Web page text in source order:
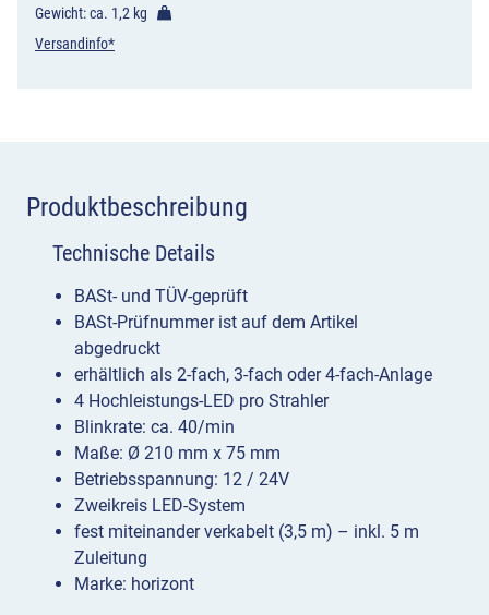
Gewicht: ca. 1,2 kg
Versandinfo*
Produktbeschreibung
Technische Details
BASt- und TÜV-geprüft
BASt-Prüfnummer ist auf dem Artikel
abgedruckt
erhältlich als 2-fach, 3-fach oder 4-fach-Anlage
4 Hochleistungs-LED pro Strahler
Blinkrate: ca. 40/min
Maße: Ø 210 mm x 75 mm
Betriebsspannung: 12 / 24V
Zweikreis LED-System
fest miteinander verkabelt (3,5 m) – inkl. 5 m
Zuleitung
Marke: horizont